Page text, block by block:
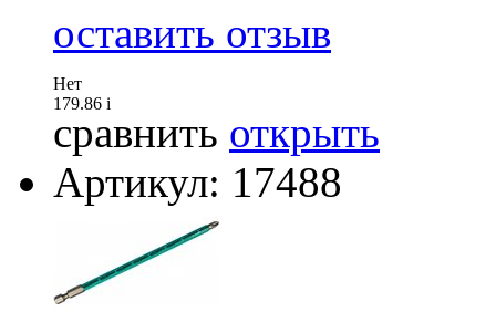
оставить отзыв
Нет
179.86 i
сравнить открыть
Артикул: 17488